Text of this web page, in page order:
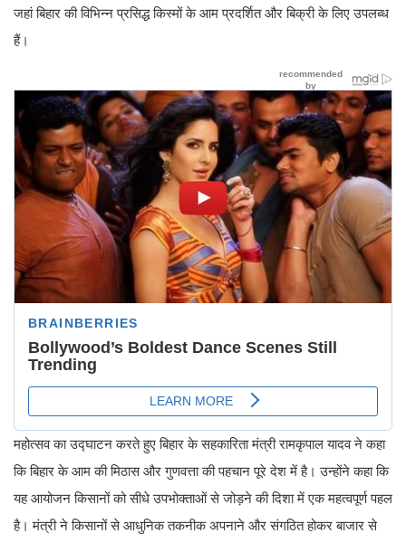
जहां बिहार की विभिन्न प्रसिद्ध किस्मों के आम प्रदर्शित और बिक्री के लिए उपलब्ध
हैं।
महोत्सव का उद्घाटन करते हुए बिहार के सहकारिता मंत्री रामकृपाल यादव ने कहा
कि बिहार के आम की मिठास और गुणवत्ता की पहचान पूरे देश में है। उन्होंने कहा कि
यह आयोजन किसानों को सीधे उपभोक्ताओं से जोड़ने की दिशा में एक महत्वपूर्ण पहल
है। मंत्री ने किसानों से आधुनिक तकनीक अपनाने और संगठित होकर बाजार से